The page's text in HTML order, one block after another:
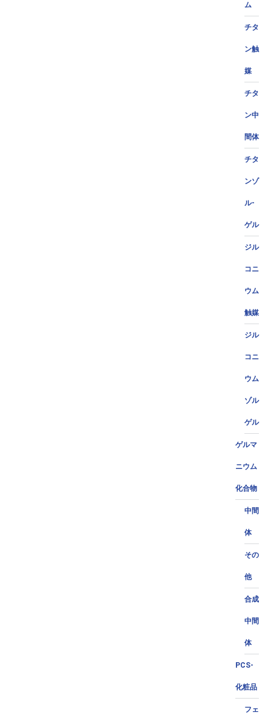
ム
チタ
ン触
媒
チタ
ン中
間体
チタ
ンゾ
ル-
ゲル
ジル
コニ
ウム
触媒
ジル
コニ
ウム
ゾル
ゲル
ゲルマ
ニウム
化合物
中間
体
その
他
合成
中間
体
PCS-
化粧品
フェ